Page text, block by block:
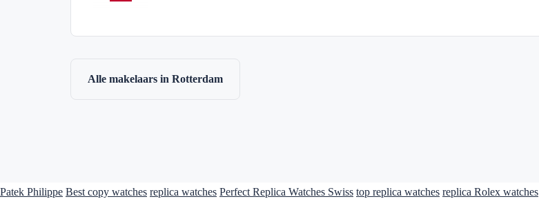
Alle makelaars in Rotterdam
Patek Philippe Best copy watches replica watches Perfect Replica Watches Swiss top replica watches replica Rolex watches